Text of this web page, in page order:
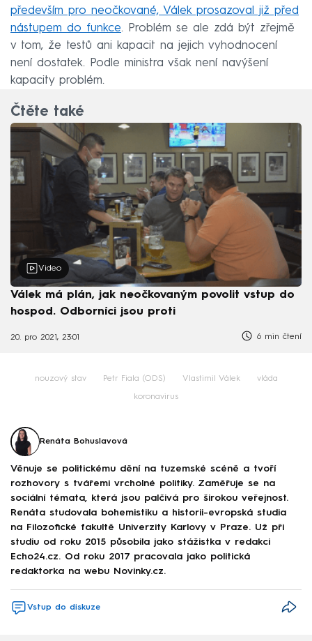
především pro neočkované, Válek prosazoval již před
nástupem do funkce. Problém se ale zdá být zřejmě
v tom, že testů ani kapacit na jejich vyhodnocení
není dostatek. Podle ministra však není navýšení
kapacity problém.
Čtěte také
Video
Válek má plán, jak neočkovaným povolit vstup do
hospod. Odborníci jsou proti
20. pro 2021, 23:01 6 min čtení
nouzový stav Petr Fiala (ODS) Vlastimil Válek vláda
koronavirus
Renáta Bohuslavová
Věnuje se politickému dění na tuzemské scéně a tvoří
rozhovory s tvářemi vrcholné politiky. Zaměřuje se na
sociální témata, která jsou palčivá pro širokou veřejnost.
Renáta studovala bohemistiku a historii-evropská studia
na Filozofické fakultě Univerzity Karlovy v Praze. Už při
studiu od roku 2015 působila jako stážistka v redakci
Echo24.cz. Od roku 2017 pracovala jako politická
redaktorka na webu Novinky.cz.
Vstup do diskuze